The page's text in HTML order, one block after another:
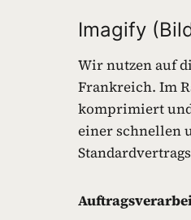
Imagify
Wir nutzen auf
Frankreich. Im
komprimiert und
einer schnellen